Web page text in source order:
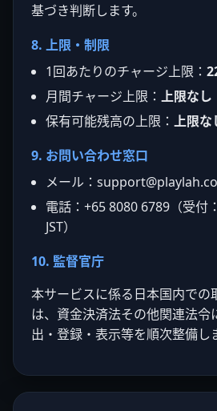
基づき判断します。
8. 上限・制限
1回あたりのチャージ上限：
月間チャージ上限： 上限なし
保有可能残高の上限： 上限な
9. お問い合わせ窓口
メール：
電話：+65 8080 6789（受付
JST）
10. 監督官庁
本サービスに係る日本国内での
は、資金決済法その他関連法令
出・登録・表示等を順次整備し